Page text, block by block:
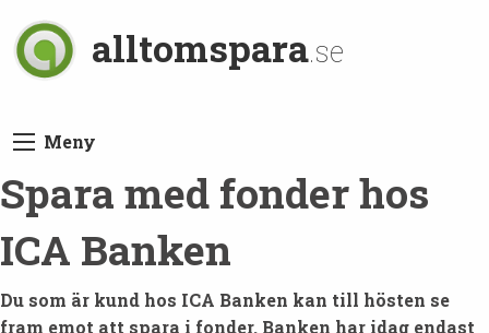
alltomspara.se
Meny
Spara med fonder hos
ICA Banken
Du som är kund hos ICA Banken kan till hösten se
fram emot att spara i fonder. Banken har idag endast